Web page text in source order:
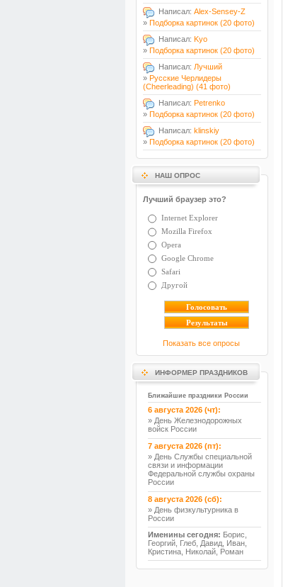
Написал: Alex-Sensey-Z
» Подборка картинок (20 фото)
Написал: Kyo
» Подборка картинок (20 фото)
Написал: Лучший
» Русские Черлидеры
(Cheerleading) (41 фото)
Написал: Petrenko
» Подборка картинок (20 фото)
Написал: klinskiy
» Подборка картинок (20 фото)
НАШ ОПРОС
Лучший браузер это?
Internet Explorer
Mozilla Firefox
Opera
Google Chrome
Safari
Другой
Показать все опросы
ИНФОРМЕР ПРАЗДНИКОВ
Ближайшие праздники России
6 августа 2026 (чт):
» День Железнодорожных
войск России
7 августа 2026 (пт):
» День Службы специальной
связи и информации
Федеральной службы охраны
России
8 августа 2026 (сб):
» День физкультурника в
России
Именины сегодня: Борис,
Георгий, Глеб, Давид, Иван,
Кристина, Николай, Роман